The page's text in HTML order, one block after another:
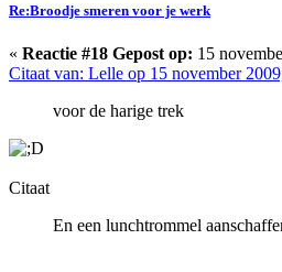
Re:Broodje smeren voor je werk
« Reactie #18 Gepost op: 15
Citaat van: Lelle op 15 november
voor de harige trek
Citaat
En een lunchtrommel